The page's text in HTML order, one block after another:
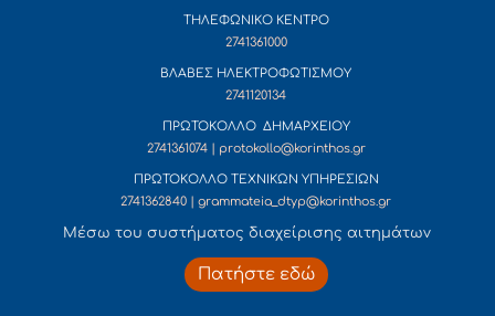
ΤΗΛΕΦΩΝΙΚΟ ΚΕΝΤΡΟ
2741361000
ΒΛΑΒΕΣ ΗΛΕΚΤΡΟΦΩΤΙΣΜΟΥ
2741120134
ΠΡΩΤΟΚΟΛΛΟ ΔΗΜΑΡΧΕΙΟΥ
2741361074 | protokollo@korinthos.gr
ΠΡΩΤΟΚΟΛΛΟ ΤΕΧΝΙΚΩΝ ΥΠΗΡΕΣΙΩΝ
2741362840 | grammateia_dtyp@korinthos.gr
Mέσω του συστήματος διαχείρισης αιτημάτων
Πατήστε εδώ